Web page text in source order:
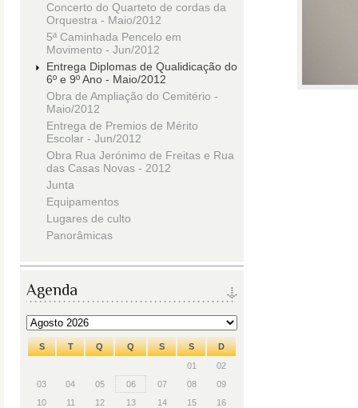
Concerto do Quarteto de cordas da
Orquestra - Maio/2012
5ª Caminhada Pencelo em
Movimento - Jun/2012
Entrega Diplomas de Qualidicação do
6º e 9º Ano - Maio/2012
Obra de Ampliação do Cemitério -
Maio/2012
Entrega de Premios de Mérito
Escolar - Jun/2012
Obra Rua Jerónimo de Freitas e Rua
das Casas Novas - 2012
Junta
Equipamentos
Lugares de culto
Panorâmicas
Agenda
S T Q Q S S
D
01
02
03
04 05 06 07 08
09
10
11 12 13 14 15
16